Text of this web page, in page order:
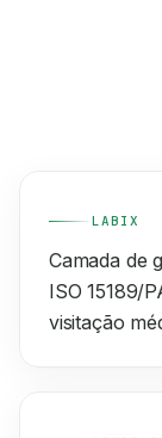
LABIX
Camada de
ISO 15189/
visitação